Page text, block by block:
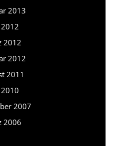
2013
2012
2012
2011
2010
2007
2006